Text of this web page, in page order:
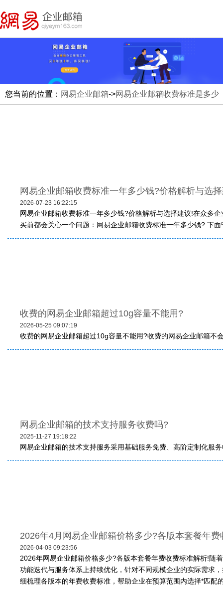
您当前的位置： 网易企业邮箱->网易企业邮箱收费标准是多少
网易企业邮箱收费标准一年多少钱?价格解析与选
2026-07-23 16:22:15
网易企业邮箱收费标准一年多少钱?价格解析与选择建议!在众多
买前都会关心一个问题：网易企业邮箱收费标准一年多少钱? 下
收费的网易企业邮箱超过10g容量不能用?‌
2026-05-25 09:07:19
收费的网易企业邮箱超过10g容量不能用?‌收费的网易企业邮箱
网易企业邮箱的技术支持服务收费吗?
2025-11-27 19:18:22
网易企业邮箱的技术支持服务采用基础服务免费、高阶定制化服
2026年4月网易企业邮箱价格多少?各版本套餐年
2026-04-03 09:23:56
2026年网易企业邮箱价格多少?各版本套餐年费收费标准解析!随
功能迭代与服务体系上持续优化，针对不同规模企业的实际需求
细梳理各版本的年费收费标准，帮助企业在预算范围内选择*匹配